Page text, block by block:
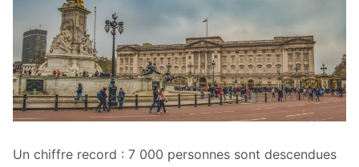
Un chiffre record : 7 000 personnes sont descendues